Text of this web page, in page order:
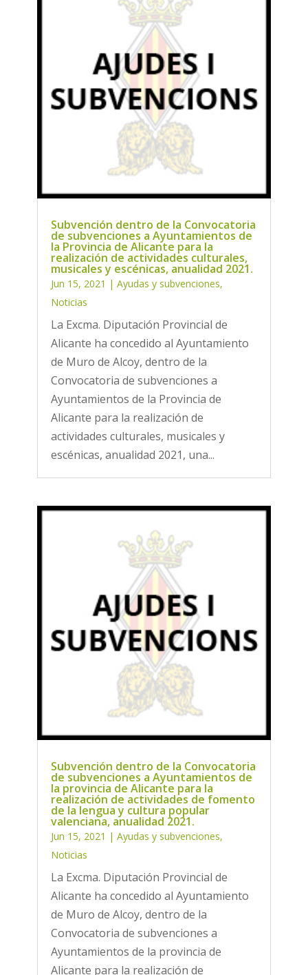
Subvención dentro de la Convocatoria
de subvenciones a Ayuntamientos de
la Provincia de Alicante para la
realización de actividades culturales,
musicales y escénicas, anualidad 2021.
Jun 15, 2021 | Ayudas y subvenciones,
Noticias
La Excma. Diputación Provincial de
Alicante ha concedido al Ayuntamiento
de Muro de Alcoy, dentro de la
Convocatoria de subvenciones a
Ayuntamientos de la Provincia de
Alicante para la realización de
actividades culturales, musicales y
escénicas, anualidad 2021, una...
Subvención dentro de la Convocatoria
de subvenciones a Ayuntamientos de
la provincia de Alicante para la
realización de actividades de fomento
de la lengua y cultura popular
valenciana, anualidad 2021.
Jun 15, 2021 | Ayudas y subvenciones,
Noticias
La Excma. Diputación Provincial de
Alicante ha concedido al Ayuntamiento
de Muro de Alcoy, dentro de la
Convocatoria de subvenciones a
Ayuntamientos de la provincia de
Alicante para la realización de